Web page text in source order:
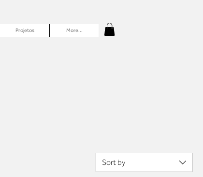
Projetos More...
Sort by